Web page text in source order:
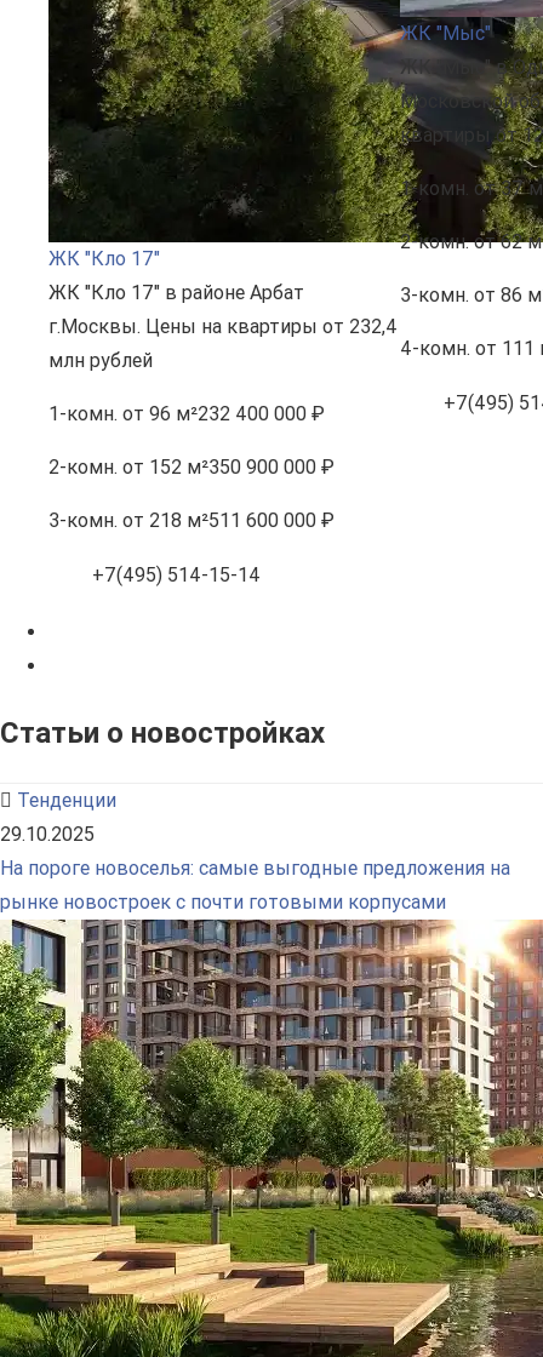
ЖК "Кло 17"
ЖК "Кло 17" в районе Арбат
г.Москвы. Цены на квартиры от 232,4
млн рублей
1-комн. от 96 м²232 400 000 ₽
2-комн. от 152 м²350 900 000 ₽
3-комн. от 218 м²511 600 000 ₽
+7(495) 514-15-14
ЖК "Мыс"
ЖК "Мыс" в
Московской
квартиры от
1-комн. от 37
2-комн.от 62
3-комн. от 86
4-комн. от 111
+7(495)
Статьи о новостройках
Тенденции
29.10.2025
На пороге новоселья: самые выгодные предложения на
рынке новостроек с почти готовыми корпусами